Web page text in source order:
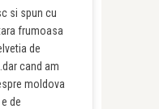
si spun cu
frumoasa
de
cand am
moldova
de